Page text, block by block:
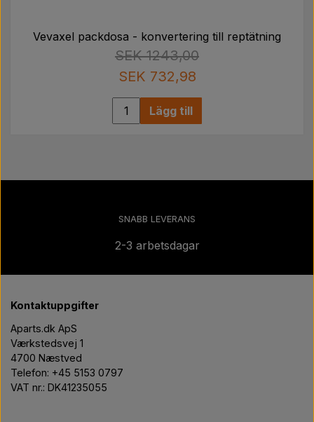
Vevaxel packdosa - konvertering till reptätning
SEK 1243,00
SEK 732,98
Lägg till
SNABB LEVERANS
2-3 arbetsdagar
Kontaktuppgifter
Aparts.dk ApS
Værkstedsvej 1
4700 Næstved
Telefon: +45 5153 0797
VAT nr.: DK41235055